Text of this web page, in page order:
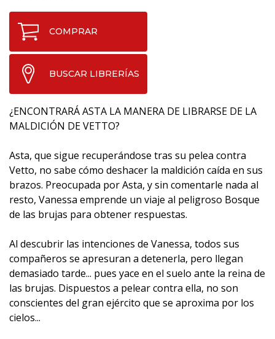
COMPRAR
BUSCAR LIBRERÍAS
¿ENCONTRARÁ ASTA LA MANERA DE LIBRARSE DE LA
MALDICIÓN DE VETTO?
Asta, que sigue recuperándose tras su pelea contra
Vetto, no sabe cómo deshacer la maldición caída en sus
brazos. Preocupada por Asta, y sin comentarle nada al
resto, Vanessa emprende un viaje al peligroso Bosque
de las brujas para obtener respuestas.
Al descubrir las intenciones de Vanessa, todos sus
compañeros se apresuran a detenerla, pero llegan
demasiado tarde... pues yace en el suelo ante la reina de
las brujas. Dispuestos a pelear contra ella, no son
conscientes del gran ejército que se aproxima por los
cielos...